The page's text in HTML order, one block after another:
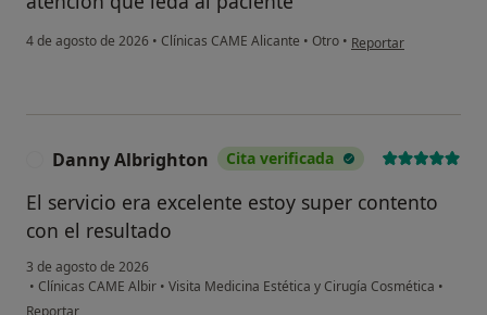
4 de agosto de 2026 • Clínicas CAME Alicante • Otro • en opinión del
Reportar
Danny Albrighton Cita verificada
El servicio era excelente estoy super contento
con el resultado
3 de agosto de 2026
• Clínicas CAME Albir • Visita Medicina Estética y Cirugía Cosmética •
en opinión del usuario Danny Albrighton